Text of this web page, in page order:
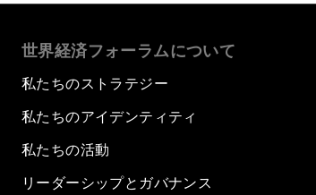
世界経済フォーラムについて
私たちのストラテジー
私たちのアイデンティティ
私たちの活動
リーダーシップとガバナンス